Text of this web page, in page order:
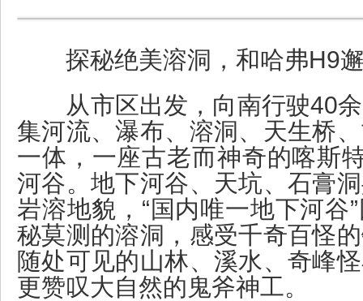
探秘绝美溶洞，和哈弗H9
从市区出发，向南行驶40余
集河流、瀑布、溶洞、天生桥
一体，一座古老而神奇的喀斯
河谷。地下河谷、天坑、石膏
岩溶地貌，“国内唯一地下河谷
秘莫测的溶洞，感受千奇百怪
随处可见的山林、溪水、奇峰
更赞叹大自然的鬼斧神工。